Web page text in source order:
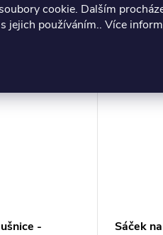
cookie. Dalším
jejich používáním.. Více
-
Sáček